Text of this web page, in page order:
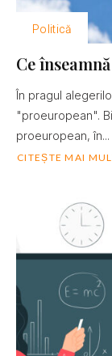
Politică
Ce
În pragul
"proeuropean".
proeuropean, în...
CITEȘTE MAI